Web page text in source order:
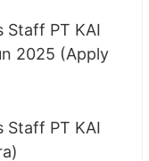
Staff PT KAI
2025 (Apply
Staff PT KAI